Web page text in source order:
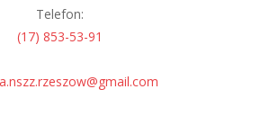
Telefon:
(17) 853-53-91